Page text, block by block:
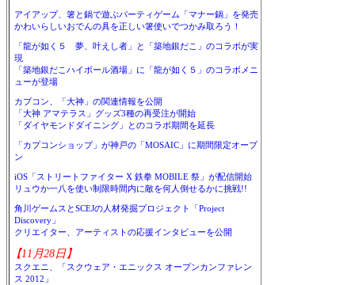
アイアップ、箸と鍋で遊ぶパーティゲーム「マナー鍋」を発売
かわいらしいおでんの具を正しい箸使いでつかみ取ろう！
「龍が如く５ 夢、叶えし者」と「築地銀だこ」のコラボが実
現
「築地銀だこハイボール酒場」に「龍が如く５」のコラボメニ
ューが登場
カプコン、「大神」の関連情報を公開
「大神 アマテラス」グッズ3種の再受注が開始
「ダイヤモンドダイニング」とのコラボ期間を延長
「カプコンショップ」が神戸の「MOSAIC」に期間限定オープ
ン
iOS「ストリートファイター X 鉄拳 MOBILE 祭」が配信開始
リュウか一八を使い制限時間内に敵を何人倒せるかに挑戦!!
角川ゲームスとSCEJの人材発掘プロジェクト「Project
Discovery」
クリエイター、アーティストの応援インタビューを公開
【11月28日】
スクエニ、「スクウェア・エニックス オープンカンファレン
ス 2012」